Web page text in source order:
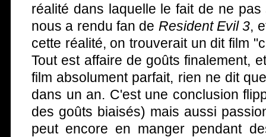
réalité dans laquelle le fait de ne
nous a rendu fan de Resident Evil 3,
cette réalité, on trouverait un dit film
Tout est affaire de goûts finalement,
film absolument parfait, rien ne dit
dans un an. C'est une conclusion
des goûts biaisés) mais aussi
peut encore en manger pendant